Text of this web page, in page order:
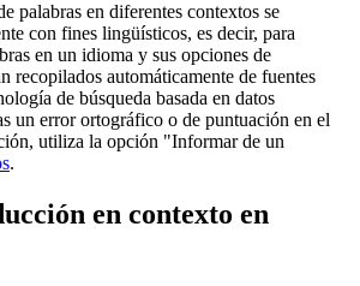
palabras en diferentes contextos se
con fines lingüísticos, es decir, para
en un idioma y sus opciones de
recopilados automáticamente de fuentes
de búsqueda basada en datos
un error ortográfico o de puntuación en el
utiliza la opción "Informar de un
.
en contexto en